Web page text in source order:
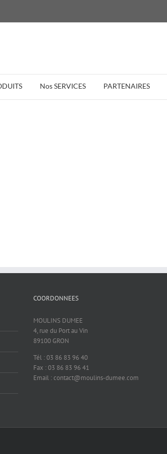
Nos SERVICES PARTENAIRES
COORDONNEES
MOULINS DUMEE
4, rue du Port au Vin
89100 GRON
Tél : 03 86 83 96 40
Fax : 03 86 83 96 41
Email : contact@moulins-dumee.com